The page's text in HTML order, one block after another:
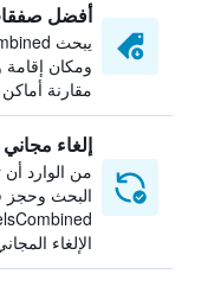
أفضل
ومكان
مقارنة أماكن
إلغاء مجاني
من الوارد
البحث وحجز
الإلغاء